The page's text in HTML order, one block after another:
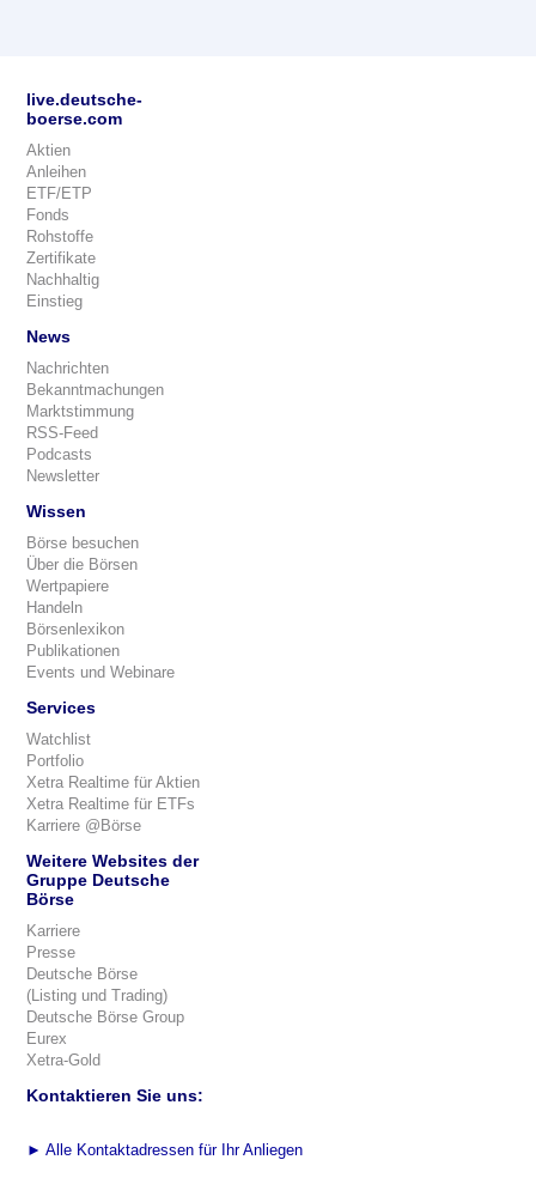
live.deutsche-
boerse.com
Aktien
Anleihen
ETF/ETP
Fonds
Rohstoffe
Zertifikate
Nachhaltig
Einstieg
News
Nachrichten
Bekanntmachungen
Marktstimmung
RSS-Feed
Podcasts
Newsletter
Wissen
Börse besuchen
Über die Börsen
Wertpapiere
Handeln
Börsenlexikon
Publikationen
Events und Webinare
Services
Watchlist
Portfolio
Xetra Realtime für Aktien
Xetra Realtime für ETFs
Karriere @Börse
Weitere Websites der
Gruppe Deutsche
Börse
Karriere
Presse
Deutsche Börse
(Listing und Trading)
Deutsche Börse Group
Eurex
Xetra-Gold
Kontaktieren Sie uns:
► Alle Kontaktadressen für Ihr Anliegen